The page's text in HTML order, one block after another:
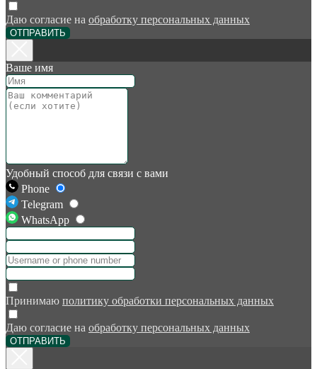
Даю согласие на обработку персональных данных
ОТПРАВИТЬ
Ваше имя
Удобный способ для связи с вами
Phone
Telegram
WhatsApp
Принимаю политику обработки персональных данных
Даю согласие на обработку персональных данных
ОТПРАВИТЬ